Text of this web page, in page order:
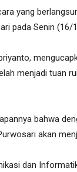
yang
pada Senin (16/
menjadi tuan
bahwa
akan
dan